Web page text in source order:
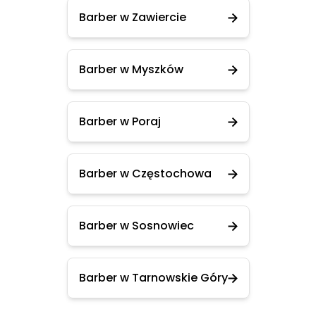
Barber w Zawiercie
Barber w Myszków
Barber w Poraj
Barber w Częstochowa
Barber w Sosnowiec
Barber w Tarnowskie Góry